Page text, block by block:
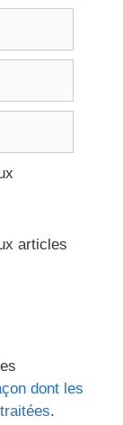
articles
dont les
.